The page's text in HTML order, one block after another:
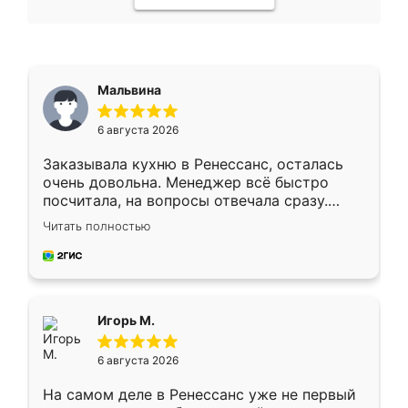
Мальвина
6 августа 2026
Заказывала кухню в Ренессанс, осталась
очень довольна. Менеджер всё быстро
посчитала, на вопросы отвечала сразу.
Замерщик приехал в субботу, подошёл к
делу со всей ответственностью. Собрали
за день, ребята работали аккуратно, даже
Читать полностью
Игорь М.
6 августа 2026
На самом деле в Ренессанс уже не первый